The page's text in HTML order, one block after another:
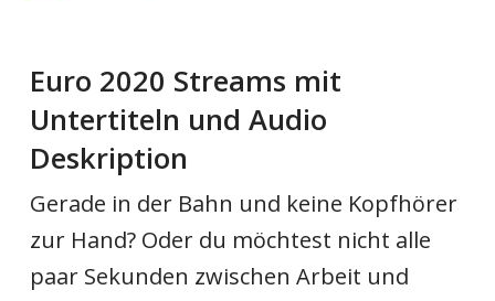
Euro 2020 Streams mit
Untertiteln und Audio
Deskription
Gerade in der Bahn und keine Kopfhörer
zur Hand? Oder du möchtest nicht alle
paar Sekunden zwischen Arbeit und